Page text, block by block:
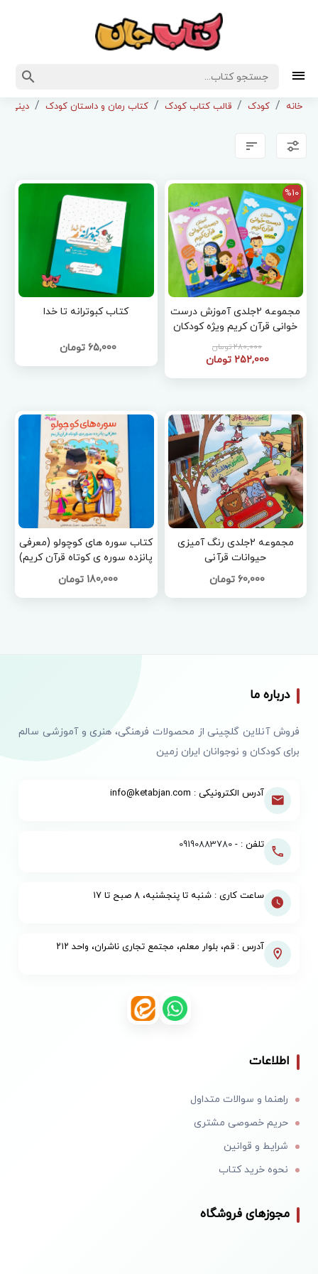
خانه کودک قالب کتاب کودک کتاب رمان و داستان کودک دینی
%10
مجموعه 2جلدی آموزش درست
خوانی قرآن کریم ویژه کودکان
280,000 تومان
252,000 تومان
کتاب کبوترانه تا خدا
65,000 تومان
مجموعه 2جلدی رنگ آمیزی
حیوانات قرآنی
60,000 تومان
کتاب سوره های کوچولو (معرفی
پانزده سوره ی کوتاه قرآن کریم)
180,000 تومان
درباره ما
فروش آنلاین گلچینی از محصولات فرهنگی، هنری و آموزشی سالم
برای کودکان و نوجوانان ایران زمین
آدرس الکترونیکی : info@ketabjan.com
تلفن : -09190883780
ساعت کاری : شنبه تا پنجشنبه، ۸ صبح تا ۱۷
آدرس : قم، بلوار معلم، مجتمع تجاری ناشران، واحد ۲۱۲
اطلاعات
راهنما و سوالات متداول
حریم خصوصی مشتری
شرایط و قوانین
نحوه خرید کتاب
مجوزهای فروشگاه